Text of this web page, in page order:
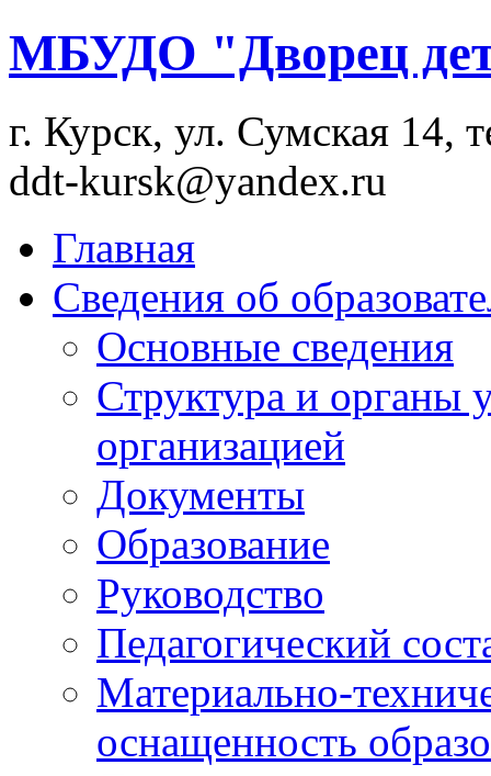
МБУДО "Дворец
г. Курск, ул. Сумская 14,
ddt-kursk@yandex.ru
Главная
Сведения об
Основные сведения
Структура и органы
организацией
Документы
Образование
Руководство
Педагогический
Материально-
оснащенность